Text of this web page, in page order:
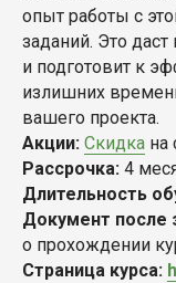
опыт работы с
заданий. Это
и подготовит к
излишних
вашего проекта.
Акции: Скидка на
Рассрочка: 4
Длительность
Документ после
о прохождении
Страница курса: